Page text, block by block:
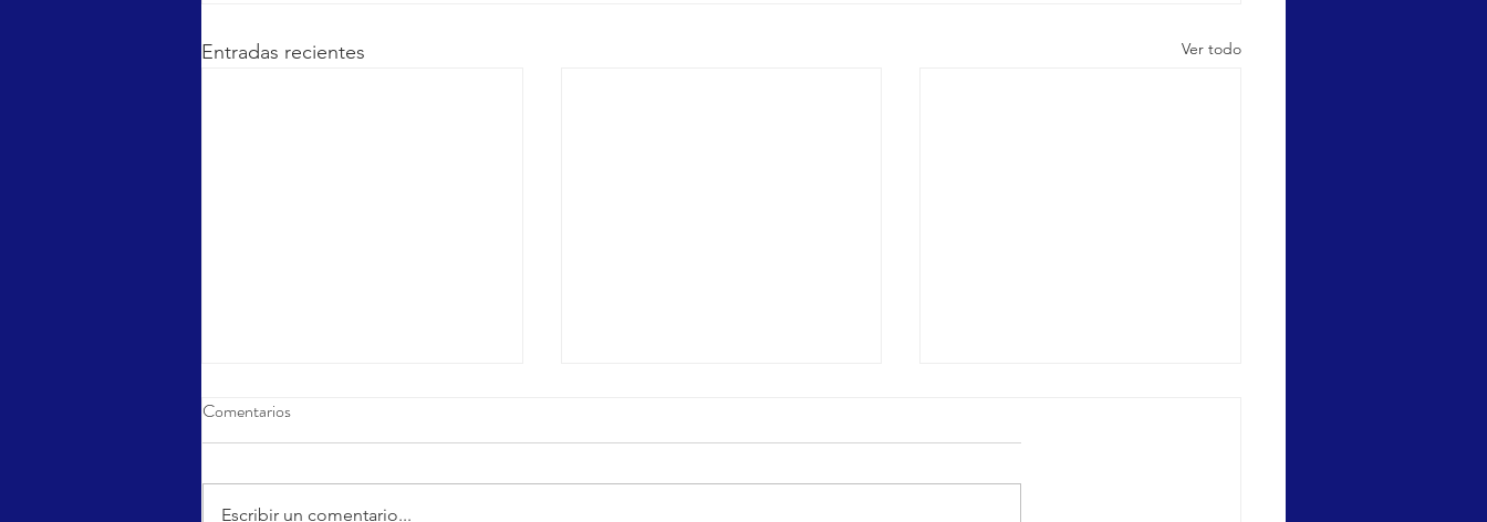
Entradas recientes Ver todo
Sports Day
Comentarios
Escribir un comentario...